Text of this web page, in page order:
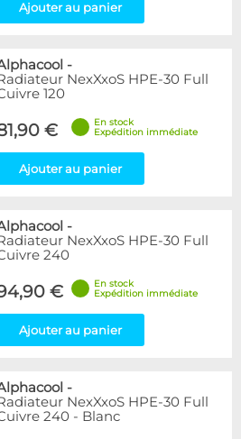
Ajouter au panier
-
NexXxoS HPE-30 Full
120
€
En stock
Expédition immédiate
Ajouter au panier
-
NexXxoS HPE-30 Full
240
€
En stock
Expédition immédiate
Ajouter au panier
-
NexXxoS HPE-30 Full
240 - Blanc